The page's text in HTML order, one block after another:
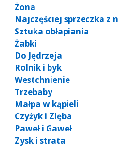
Żona
Najczęściej sprzeczka z
Sztuka obłapiania
Żabki
Do Jędrzeja
Rolnik i byk
Westchnienie
Trzebaby
Małpa w kąpieli
Czyżyk i Zięba
Paweł i Gaweł
Zysk i strata